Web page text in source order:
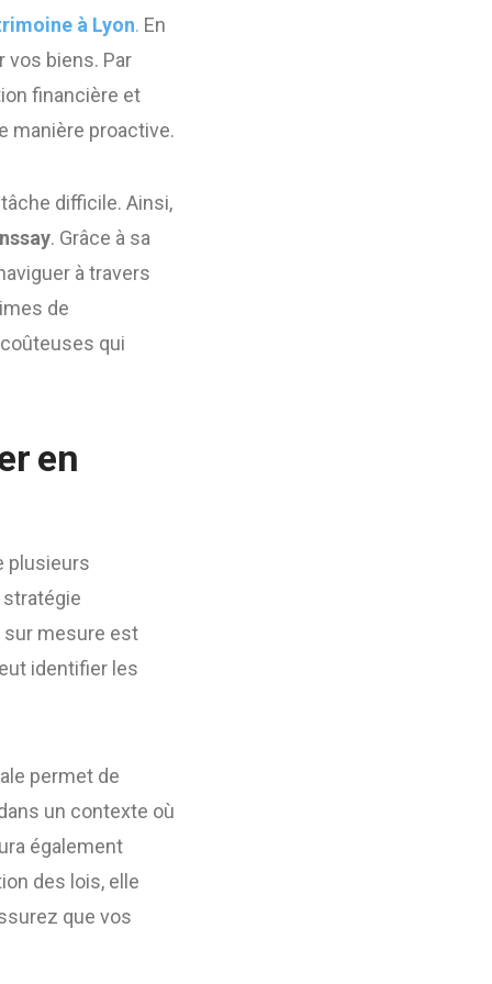
à Lyon. En
vos biens. Par
financière et
manière proactive.
difficile. Ainsi,
. Grâce à sa
à travers
de
qui
en
plusieurs
sur mesure est
identifier les
permet de
un contexte où
également
des lois, elle
que vos